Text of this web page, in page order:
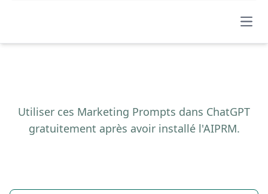
Utiliser ces Marketing Prompts dans ChatGPT
gratuitement après avoir installé l'AIPRM.